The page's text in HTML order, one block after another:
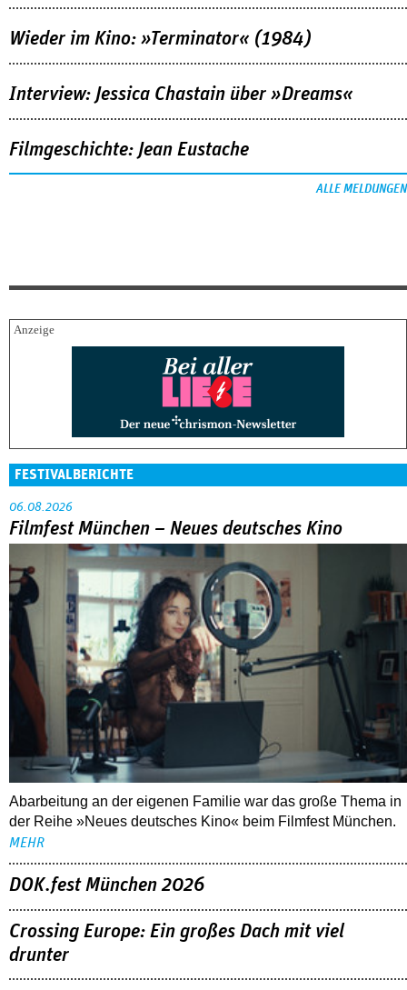
Wieder im Kino: »Terminator« (1984)
Interview: Jessica Chastain über »Dreams«
Filmgeschichte: Jean Eustache
ALLE MELDUNGEN
FESTIVALBERICHTE
06.08.2026
Filmfest München – Neues deutsches Kino
Abarbeitung an der eigenen Familie war das große Thema in
der Reihe »Neues deutsches Kino« beim Filmfest München.
MEHR
DOK.fest München 2026
Crossing Europe: Ein großes Dach mit viel
drunter